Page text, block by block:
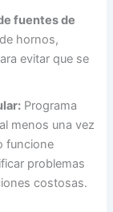
fuentes de
hornos,
evitar que se
Programa
menos una vez
funcione
problemas
costosas.